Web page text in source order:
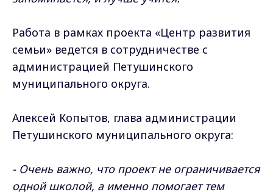
Работа в рамках проекта «Центр развития
семьи» ведется в сотрудничестве с
администрацией Петушинского
муниципального округа.
Алексей Копытов, глава администрации
Петушинского муниципального округа:
- Очень важно, что проект не ограничивается
одной школой, а именно помогает тем